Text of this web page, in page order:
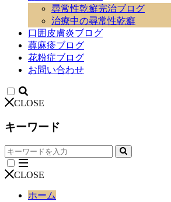
尋常性乾癬完治ブログ
治療中の尋常性乾癬
口囲皮膚炎ブログ
蕁麻疹ブログ
花粉症ブログ
お問い合わせ
CLOSE
キーワード
CLOSE
ホーム